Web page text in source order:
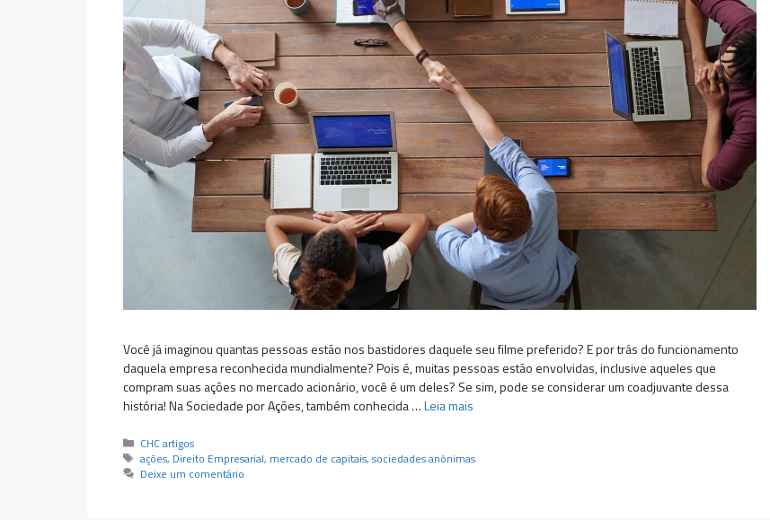
Você já imaginou quantas pessoas estão nos bastidores daquele seu filme preferido? E por trás do funcionamento
daquela empresa reconhecida mundialmente? Pois é, muitas pessoas estão envolvidas, inclusive aqueles que
compram suas ações no mercado acionário, você é um deles? Se sim, pode se considerar um coadjuvante dessa
história! Na Sociedade por Ações, também conhecida …Leia mais
Categorias
CHC artigos
Tags
ações, Direito Empresarial, mercado de capitais,sociedades anônimas
Deixe um comentário